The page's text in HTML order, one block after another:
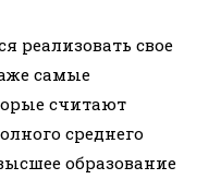
реализовать свое
самые
считают
среднего
образование